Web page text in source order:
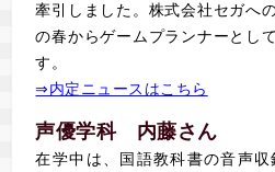
牽引しました。株式会社セガへ
の春からゲームプランナーとし
す。
⇒内定ニュースはこちら
声優学科 内藤さん
在学中は、国語教科書の音声